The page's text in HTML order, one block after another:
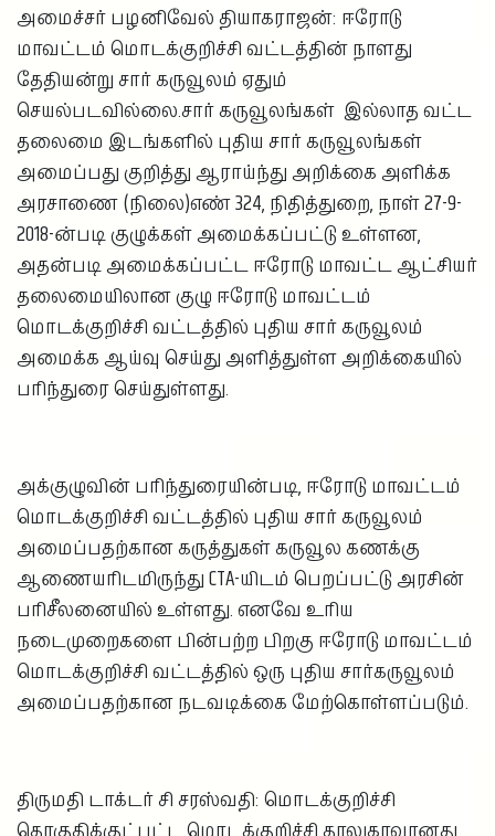
அமைச்சர் பழனிவேல் தியாகராஜன்: ஈரோடு
மாவட்டம் மொடக்குறிச்சி வட்டத்தின் நாளது
தேதியன்று சார் கருவூலம் ஏதும்
செயல்படவில்லை.சார் கருவூலங்கள் இல்லாத வட்ட
தலைமை இடங்களில் புதிய சார் கருவூலங்கள்
அமைப்பது குறித்து ஆராய்ந்து அறிக்கை அளிக்க
அரசாணை (நிலை)எண் 324, நிதித்துறை, நாள் 27-9-
2018-ன்படி குழுக்கள் அமைக்கப்பட்டு உள்ளன,
அதன்படி அமைக்கப்பட்ட ஈரோடு மாவட்ட ஆட்சியர்
தலைமையிலான குழு ஈரோடு மாவட்டம்
மொடக்குறிச்சி வட்டத்தில் புதிய சார் கருவூலம்
அமைக்க ஆய்வு செய்து அளித்துள்ள அறிக்கையில்
பரிந்துரை செய்துள்ளது.
அக்குழுவின் பரிந்துரையின்படி, ஈரோடு மாவட்டம்
மொடக்குறிச்சி வட்டத்தில் புதிய சார் கருவூலம்
அமைப்பதற்கான கருத்துகள் கருவூல கணக்கு
ஆணையரிடமிருந்து CTA-யிடம் பெறப்பட்டு அரசின்
பரிசீலனையில் உள்ளது. எனவே உரிய
நடைமுறைகளை பின்பற்ற பிறகு ஈரோடு மாவட்டம்
மொடக்குறிச்சி வட்டத்தில் ஒரு புதிய சார்கருவூலம்
அமைப்பதற்கான நடவடிக்கை மேற்கொள்ளப்படும்.
திருமதி டாக்டர் சி சரஸ்வதி: மொடக்குறிச்சி